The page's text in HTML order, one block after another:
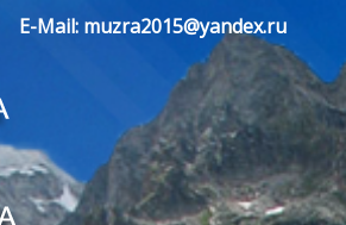
E-Mail: muzra2015@yandex.ru